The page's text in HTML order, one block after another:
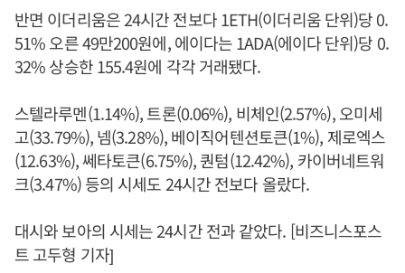
반면 이더리움은 24시간 전보다 1ETH(이더리움 단위)당 0.
51% 오른 49만200원에, 에이다는 1ADA(에이다 단위)당 0.
32% 상승한 155.4원에 각각 거래됐다.
스텔라루멘(1.14%), 트론(0.06%), 비체인(2.57%), 오미세
고(33.79%), 넴(3.28%), 베이직어텐션토큰(1%), 제로엑스
(12.63%), 쎄타토큰(6.75%), 퀀텀(12.42%), 카이버네트워
크(3.47%) 등의 시세도 24시간 전보다 올랐다.
대시와 보아의 시세는 24시간 전과 같았다. [비즈니스포스
트 고두형 기자]